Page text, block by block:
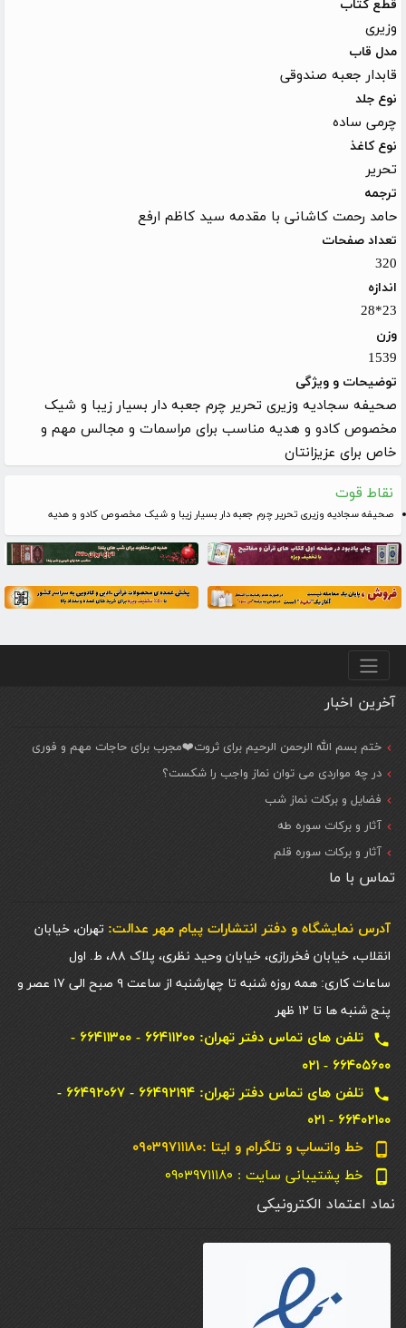
قطع کتاب
وزیری
مدل قاب
قابدار جعبه صندوقی
نوع جلد
چرمی ساده
نوع کاغذ
تحریر
ترجمه
حامد رحمت کاشانی با مقدمه سید کاظم ارفع
تعداد صفحات
320
اندازه
23*28
وزن
1539
توضیحات و ویژگی
صحیفه سجادیه وزیری تحریر چرم جعبه دار بسیار زیبا و شیک
مخصوص کادو و هدیه مناسب برای مراسمات و مجالس مهم و
خاص برای عزیزانتان
نقاط قوت
صحیفه سجادیه وزیری تحریر چرم جعبه دار بسیار زیبا و شیک مخصوص کادو و هدیه
منو پایین
آخرین اخبار
ختم بسم الله الرحمن الرحیم برای ثروت❤️مجرب برای حاجات مهم و فوری
در چه مواردی می توان نماز واجب را شکست؟
فضایل و برکات نماز شب
آثار و برکات سوره طه
آثار و برکات سوره قلم
تماس با ما
آدرس نمایشگاه و دفتر انتشارات پيام مهر عدالت: تهران، خیابان
انقلاب، خیابان فخررازی، خیابان وحید نظری، پلاک ۸۸، ط. اول
ساعات کاری: همه روزه شنبه تا چهارشنبه از ساعت ۹ صبح الی ۱۷ عصر و
پنج شنبه ها تا ۱۲ ظهر
local_phone
تلفن های تماس دفتر تهران: ۶۶۴۱۱۲۰۰ - ۶۶۴۱۱۳۰۰ -
۶۶۴۰۵۶۰۰ - ۰۲۱
local_phone
تلفن های تماس دفتر تهران: ۶۶۴۹۲۱۹۴ - ۶۶۴۹۲۰۶۷ -
۶۶۴۰۲۱۰۰ - ۰۲۱
phone_android خط واتساپ و تلگرام و ایتا :۰۹۰۳۹۷۱۱۱۸۰
phone_android خط پشتیبانی سایت : ۰۹۰۳۹۷۱۱۱۸۰
نماد اعتماد الکترونیکی